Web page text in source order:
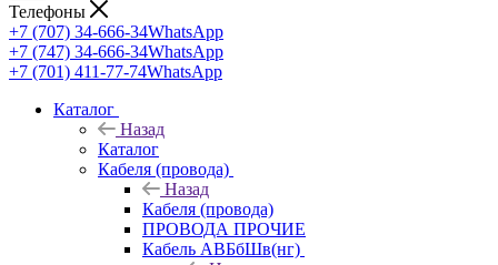
Телефоны
+7 (707) 34-666-34WhatsApp
+7 (747) 34-666-34WhatsApp
+7 (701) 411-77-74WhatsApp
Каталог
Назад
Каталог
Кабеля (провода)
Назад
Кабеля (провода)
ПРОВОДА ПРОЧИЕ
Кабель АВБбШв(нг)